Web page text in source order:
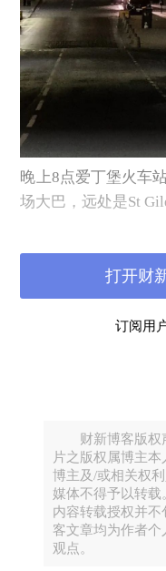
晚上8点爱丁堡火车
场大巴，远处是St
戒》角色伊欧玟命
24日抵达爱丁堡，
色警报（Red
（Central Belt）和苏
今天傍晚我在从曼
耳，在车厢内此起
行推送到每个人的
日在苏格兰和英格
今天回爱丁堡，不
的许多班机都已经
开出来都很难说。
订阅用
打开财
财新博客版权声
片之版权属博主
博主及/或相关权
媒体不得予以转
内容转载授权并
客文章均为作者
观点。